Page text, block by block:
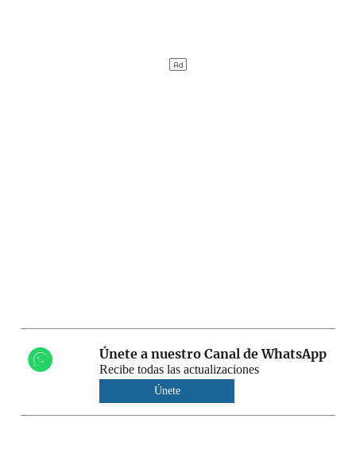
Únete a nuestro Canal de WhatsApp
Recibe todas las actualizaciones
Únete